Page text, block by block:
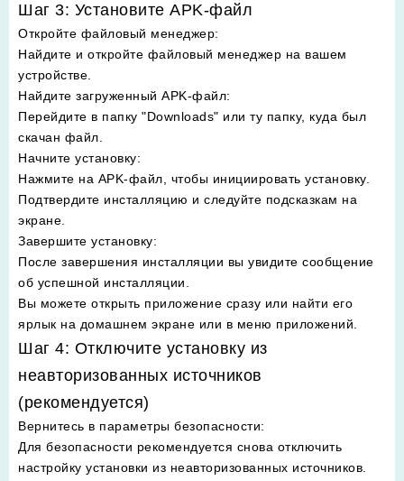
Шаг 3: Установите APK-файл
Откройте файловый менеджер:
Найдите и откройте файловый менеджер на вашем
устройстве.
Найдите загруженный APK-файл:
Перейдите в папку "Downloads" или ту папку, куда был
скачан файл.
Начните установку:
Нажмите на APK-файл, чтобы инициировать установку.
Подтвердите инсталляцию и следуйте подсказкам на
экране.
Завершите установку:
После завершения инсталляции вы увидите сообщение
об успешной инсталляции.
Вы можете открыть приложение сразу или найти его
ярлык на домашнем экране или в меню приложений.
Шаг 4: Отключите установку из
неавторизованных источников
(рекомендуется)
Вернитесь в параметры безопасности:
Для безопасности рекомендуется снова отключить
настройку установки из неавторизованных источников.